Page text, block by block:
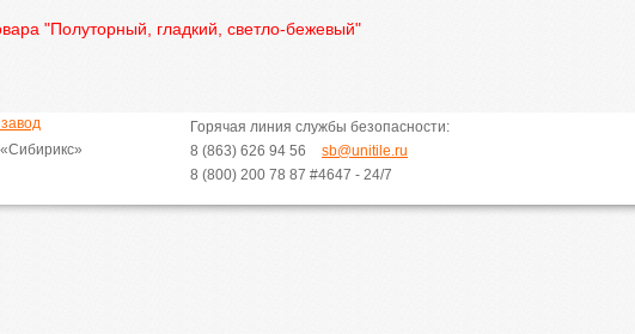
"Полуторный, гладкий, светло-бежевый"
Горячая линия службы безопасности:
8 (863) 626 94 56
sb@unitile.ru
8 (800) 200 78 87 #4647 - 24/7